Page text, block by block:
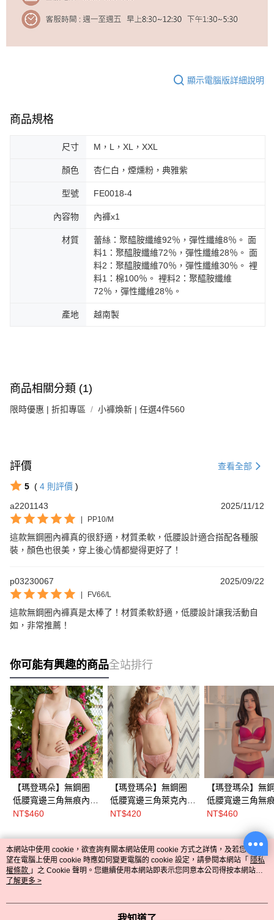
顯示電腦版詳細說明
商品規格
尺寸 M，L，XL，XXL
顏色 杏仁白，煙燻粉，典雅紫
型號 FE0018-4
內容物 內褲x1
材質
蕾絲：聚醯胺纖維92％，彈性纖維8％。 面
料1：聚醯胺纖維72％，彈性纖維28％。 面
料2：聚醯胺纖維70％，彈性纖維30％。 裡
料1：棉100％。 裡料2：聚醯胺纖維
72％，彈性纖維28％。
產地 越南製
商品相關分類 (1)
限時優惠 | 折扣專區 小褲煥新 | 任選4件560
評價 查看全部
5 ( 4 則評價 )
a2201143
2025/11/12
PP10/M
這款無鋼圈內褲真的很舒適，材質柔軟，低腰設計適合搭配各種服
裝，顏色也很美，穿上後心情都變得更好了！
p03230067 2025/09/22
FV66/L
這款無鋼圈內褲真是太棒了！材質柔軟舒適，低腰設計讓我活動自
如，非常推薦！
你可能有興趣的商品全站排行
【瑪登瑪朵】無鋼圈
低腰寬邊三角無痕內褲
(茱萸粉)
NT$460
【瑪登瑪朵】無鋼圈
低腰寬邊三角萊克內褲
(粉彩粉)
NT$420
【瑪登瑪朵】無
低腰寬邊三角無
(桃紅紫)
NT$460
熱門標籤
本網站中使用 cookie，欲查詢有關本網站使用 cookie 方式之詳情，及若您不希
望在電腦上使用 cookie 時應如何變更電腦的 cookie 設定，請參閱本網站「 隱私
權條款 」之 Cookie 聲明。您繼續使用本網站即表示您同意本公司得按本網站使
用條款之 Cookie 聲明使用 cookie。
了解更多 >